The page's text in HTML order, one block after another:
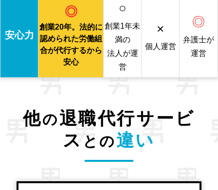
安心力
◎
創業20年。法的に
認められた労働組
合が代行するから
安心
○
創業1年未
満の
法人が運
営
×
個人運営
◎
弁護士が
運営
他の退職代行サービ
ス との違い